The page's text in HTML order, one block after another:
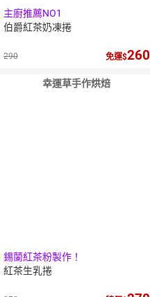
主廚推薦NO1
伯爵紅茶奶凍捲
290 免運 260
幸運草手作烘焙
錫蘭紅茶粉製作！
紅茶生乳捲